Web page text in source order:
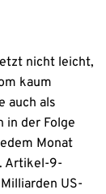
nicht leicht,
kaum
auch als
in der Folge
Monat
Artikel-9-
US-